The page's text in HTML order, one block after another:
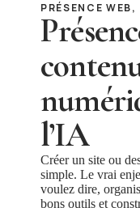
PRÉSENCE
l’IA
Créer un site ou
simple. Le vrai
voulez dire,
bons outils et